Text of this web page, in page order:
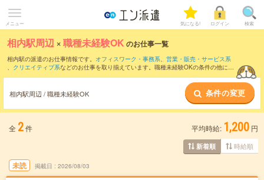
メニュー 気になる! ログイン 検索
相内駅周辺 ×職種未経験OK のお仕事一覧
相内駅の派遣のお仕事情報です。 オフィスワーク・事務系、 営業・販売・サービス系
、 クリエイティブ系などのお仕事を取り揃えています。職種未経験OKの条件の他に、
相内駅周辺 / 職種未経験OK 条件の変更
全 2件 平均時給: 1,200 円
新着順 時給順
未読 掲載日 2026/08/03